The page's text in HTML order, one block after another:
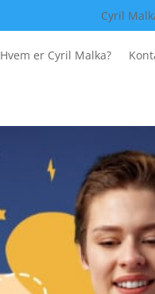
Cyril
Hvem er Cyril Malka?